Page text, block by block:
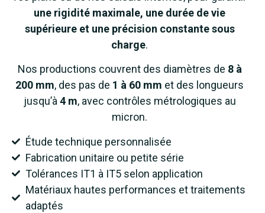
une rigidité maximale, une durée de vie
supérieure et une précision constante sous
charge.
Nos productions couvrent des diamètres de 8 à
200 mm, des pas de 1 à 60 mm et des longueurs
jusqu’à 4 m, avec contrôles métrologiques au
micron.
Étude technique personnalisée
Fabrication unitaire ou petite série
Tolérances IT1 à IT5 selon application
Matériaux hautes performances et traitements
adaptés